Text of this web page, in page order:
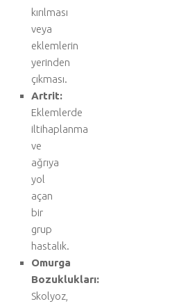
kırılması
veya
eklemlerin
yerinden
çıkması.
Artrit:
Eklemlerde
iltihaplanma
ve
ağrıya
yol
açan
bir
grup
hastalık.
Omurga
Bozuklukları:
Skolyoz,